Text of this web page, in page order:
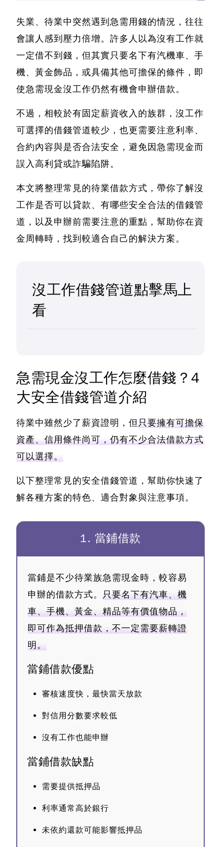
失業、待業中突然遇到急需用錢的情況，往往
會讓人感到壓力倍增。許多人以為沒有工作就
一定借不到錢，但其實只要名下有汽機車、手
機、黃金飾品，或具備其他可擔保的條件，即
使急需現金沒工作仍然有機會申辦借款。
不過，相較於有固定薪資收入的族群，沒工作
可選擇的借錢管道較少，也更需要注意利率、
合約內容與是否合法安全，避免因急需現金而
誤入高利貸或詐騙陷阱。
本文將整理常見的待業借款方式，帶你了解沒
工作是否可以貸款、有哪些安全合法的借錢管
道 ，以及申辦前需要注意的重點，幫助你在資
金周轉時，找到較適合自己的解決方案。
沒工作借錢管道點擊馬上
看
急需現金沒工作怎麼借錢？4
大安全借錢管道介紹
待業中雖然少了薪資證明，但只要擁有可擔保
資產、信用條件尚可，仍有不少合法借款方式
可以選擇。
以下整理常見的安全借錢管道，幫助你快速了
解各種方案的特色、適合對象與注意事項。
1. 當鋪借款
當鋪是不少待業族急需現金時，較容易
申辦的借款方式。 只要名下有汽車、機
車、手機、黃金、精品等有價值物品，
即可作為抵押借款，不一定需要薪轉證
明。
當鋪借款優點
審核速度快，最快當天放款
對信用分數要求較低
沒有工作也能申辦
當鋪借款缺點
需要提供抵押品
利率通常高於銀行
未依約還款可能影響抵押品